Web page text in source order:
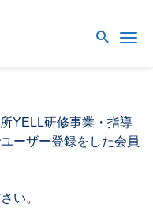
YELL研修事業・指導
ーザー登録をした会員
い。